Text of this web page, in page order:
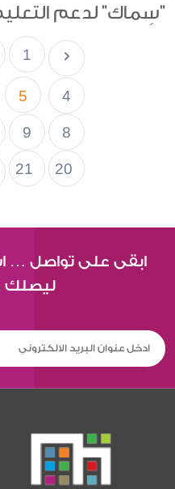
"سِماك" لدعم
1
4
5
8
9
20
21
ابقى على تواصل …
ليصلك